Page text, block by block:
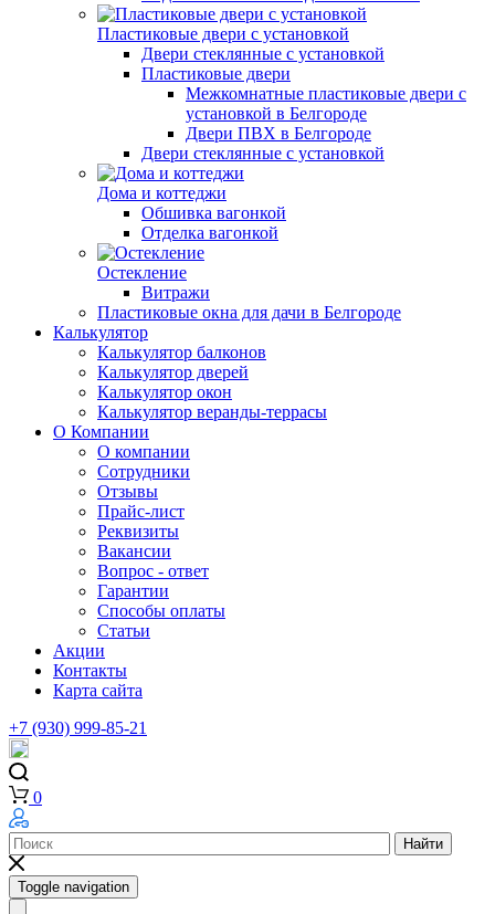
Пластиковые двери с установкой
Двери стеклянные с установкой
Пластиковые двери
Межкомнатные пластиковые двери с
установкой в Белгороде
Двери ПВХ в Белгороде
Двери стеклянные с установкой
Дома и коттеджи
Обшивка вагонкой
Отделка вагонкой
Остекление
Витражи
Пластиковые окна для дачи в Белгороде
Калькулятор
Калькулятор балконов
Калькулятор дверей
Калькулятор окон
Калькулятор веранды-террасы
О Компании
О компании
Сотрудники
Отзывы
Прайс-лист
Реквизиты
Вакансии
Вопрос - ответ
Гарантии
Способы оплаты
Статьи
Акции
Контакты
Карта сайта
+7 (930) 999-85-21
0
Найти
Toggle navigation